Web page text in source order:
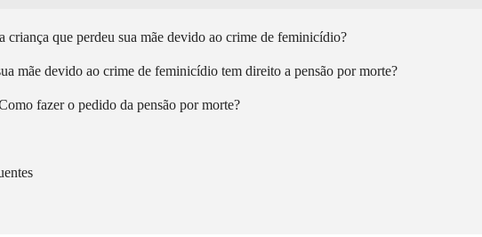
criança que perdeu sua mãe devido ao crime de feminicídio?
mãe devido ao crime de feminicídio tem direito a pensão por morte?
fazer o pedido da pensão por morte?